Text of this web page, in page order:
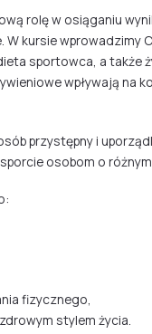
rolę w osiąganiu
kursie wprowadzimy
sportowca, a także
wpływają na
przystępny i
osobom o
fizycznego,
stylem życia.